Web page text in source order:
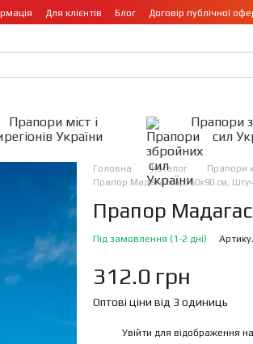
Для клієнтів Блог Договір публічної
Прапори міст і
регіонів України
Прапори
сил
Головна Каталог Прапори
Прапор Мадагаскар, 60х90 см,
Прапор
Під замовлення (1-2 дні)
312.0 грн
Оптові ціни від 3 одиниць
Увійти для відображення